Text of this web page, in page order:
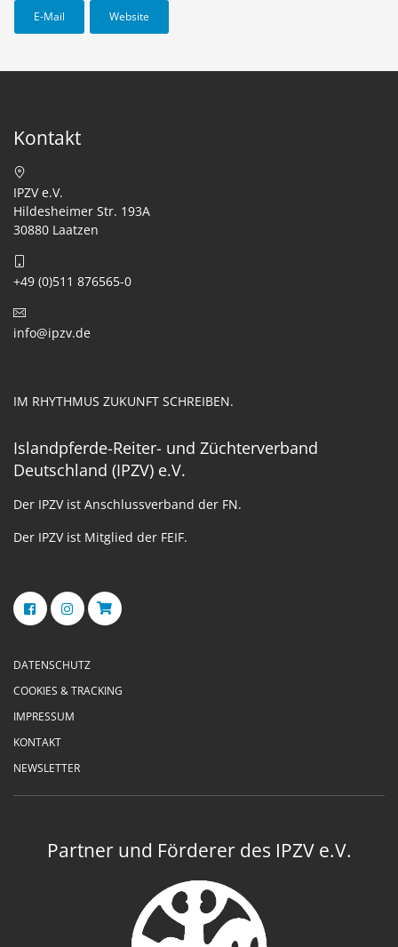
E-Mail Website
Kontakt
IPZV e.V.
Hildesheimer Str. 193A
30880 Laatzen
+49 (0)511 876565-0
info@ipzv.de
IM RHYTHMUS ZUKUNFT SCHREIBEN.
Islandpferde-Reiter- und Züchterverband
Deutschland (IPZV) e.V.
Der IPZV ist Anschlussverband der FN.
Der IPZV ist Mitglied der FEIF.
DATENSCHUTZ
COOKIES & TRACKING
IMPRESSUM
KONTAKT
NEWSLETTER
Partner und Förderer des IPZV e.V.